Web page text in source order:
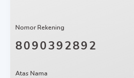
Nomor Rekening
8090392892
Atas Nama